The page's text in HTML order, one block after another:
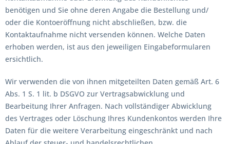
benötigen und Sie ohne deren Angabe die Bestellung und/
oder die Kontoeröffnung nicht abschließen, bzw. die
Kontaktaufnahme nicht versenden können. Welche Daten
erhoben werden, ist aus den jeweiligen Eingabeformularen
ersichtlich.
Wir verwenden die von ihnen mitgeteilten Daten gemäß Art. 6
Abs. 1 S. 1 lit. b DSGVO zur Vertragsabwicklung und
Bearbeitung Ihrer Anfragen. Nach vollständiger Abwicklung
des Vertrages oder Löschung Ihres Kundenkontos werden Ihre
Daten für die weitere Verarbeitung eingeschränkt und nach